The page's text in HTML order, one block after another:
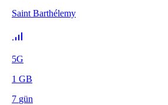
Saint Barthélemy
5G
1 GB
7 gün